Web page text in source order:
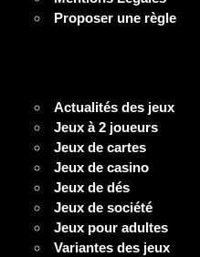
Proposer une règle
Actualités des jeux
Jeux à 2 joueurs
Jeux de cartes
Jeux de casino
Jeux de dés
Jeux de société
Jeux pour adultes
Variantes des jeux